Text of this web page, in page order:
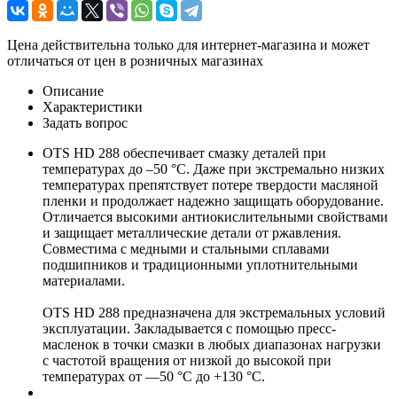
Цена действительна только для интернет-магазина и может
отличаться от цен в розничных магазинах
Описание
Характеристики
Задать вопрос
OTS HD 288 обеспечивает смазку деталей при
температурах до –50 °С. Даже при экстремально низких
температурах препятствует потере твердости масляной
пленки и продолжает надежно защищать оборудование.
Отличается высокими антиокислительными свойствами
и защищает металлические детали от ржавления.
Совместима с медными и стальными сплавами
подшипников и традиционными уплотнительными
материалами.
OTS HD 288 предназначена для экстремальных условий
эксплуатации. Закладывается с помощью пресс-
масленок в точки смазки в любых диапазонах нагрузки
с частотой вращения от низкой до высокой при
температурах от —50 °С до +130 °С.